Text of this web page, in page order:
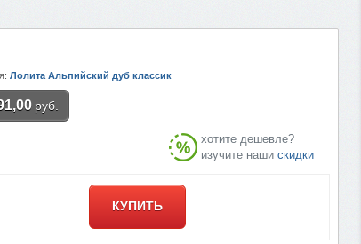
Лолита Альпийский дуб классик
руб.
хотите дешевле?
изучите нашискидки
КУПИТЬ